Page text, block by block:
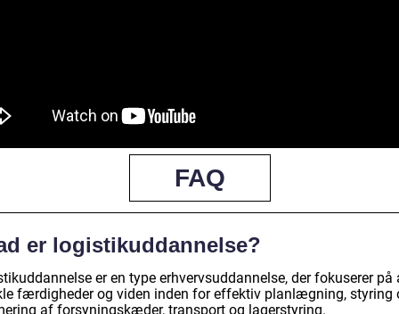
FAQ
er logistikuddannelse?
er en type erhvervsuddannelse, der fokuserer på
færdigheder og viden inden for effektiv planlægning, styring
af forsyningskæder, transport og lagerstyring.